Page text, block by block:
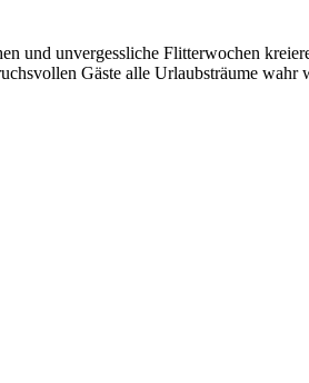
und unvergessliche Flitterwochen
Gäste alle Urlaubsträume wahr